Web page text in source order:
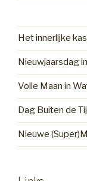
Het innerlijke
Nieuwjaarsdag
Volle Maan in
Dag Buiten de
Nieuwe